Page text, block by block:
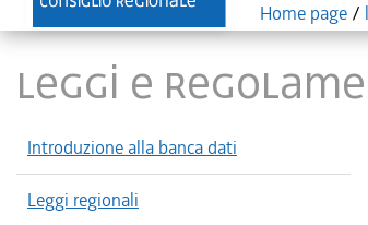
Home page /
LEGGI E
Introduzione alla banca dati
Leggi regionali